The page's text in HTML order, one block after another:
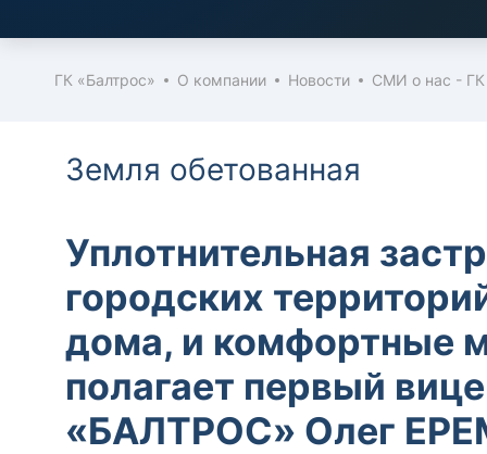
ГК «Балтрос» О компании Новости СМИ о нас - ГК
Земля обетованная
Уплотнительная
городских
дома, и комфортные
полагает первый
«БАЛТРОС» Олег